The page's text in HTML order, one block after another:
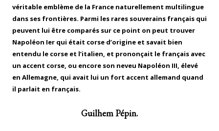
véritable emblème de la France naturellement multilingue
dans ses frontières. Parmi les rares souverains français qui
peuvent lui être comparés sur ce point on peut trouver
Napoléon Ier qui était corse d’origine et savait bien
entendu le corse et l’italien, et prononçait le français avec
un accent corse, ou encore son neveu Napoléon III, élevé
en Allemagne, qui avait lui un fort accent allemand quand
il parlait en français.
Guilhem Pépin.